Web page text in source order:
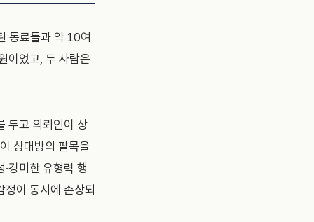
동료들과 약 10여
이었고, 두 사람은
두고 의뢰인이 상
상대방의 팔목을
경미한 유형력 행
이 동시에 손상되